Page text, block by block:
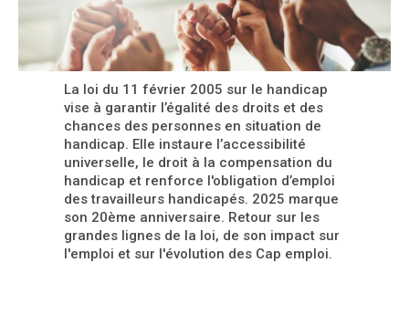
La loi du 11 février 2005 sur le handicap
vise à garantir l’égalité des droits et des
chances des personnes en situation de
handicap. Elle instaure l’accessibilité
universelle, le droit à la compensation du
handicap et renforce l'obligation d’emploi
des travailleurs handicapés. 2025 marque
son 20ème anniversaire. Retour sur les
grandes lignes de la loi, de son impact sur
l'emploi et sur l'évolution des Cap emploi.